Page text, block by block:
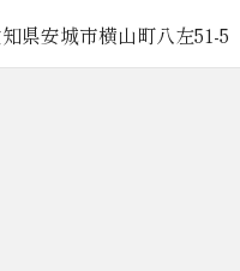
〒446-0043 愛知県安城
営業時間 10:00〜18:00（